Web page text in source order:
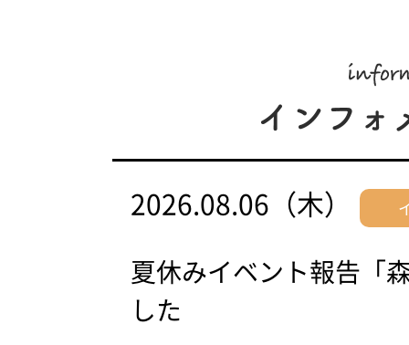
2026.08.06（木）
夏休みイベント報告「
した